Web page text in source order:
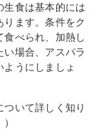
生食は基本的には
ます。条件をク
食べられ、加熱し
場合、アスパラ
うにしましょ
ついて詳しく知り